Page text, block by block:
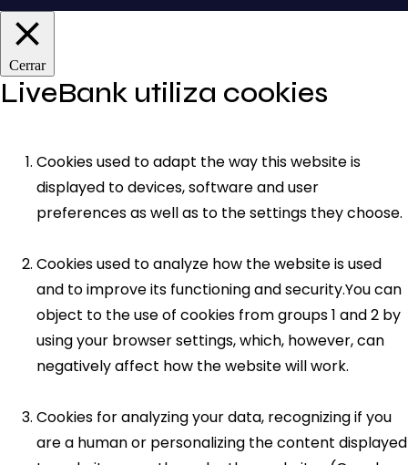
Cerrar
LiveBank utiliza cookies
Cookies used to adapt the way this website is
displayed to devices, software and user
preferences as well as to the settings they choose.
Cookies used to analyze how the website is used
and to improve its functioning and security.You can
object to the use of cookies from groups 1 and 2 by
using your browser settings, which, however, can
negatively affect how the website will work.
Cookies for analyzing your data, recognizing if you
are a human or personalizing the content displayed